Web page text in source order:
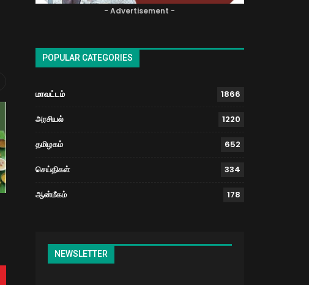
- Advertisement -
POPULAR CATEGORIES
மாவட்டம் 1866
அரசியல் 1220
தமிழகம் 652
செய்திகள் 334
ஆன்மீகம் 178
NEWSLETTER